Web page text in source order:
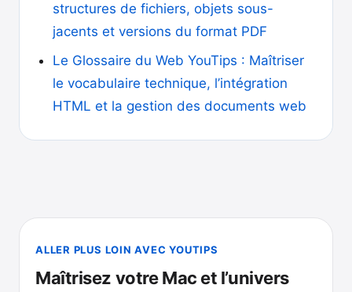
structures de fichiers, objets sous-
jacents et versions du format PDF
Le Glossaire du Web YouTips : Maîtriser
le vocabulaire technique, l’intégration
HTML et la gestion des documents web
ALLER PLUS LOIN AVEC YOUTIPS
Maîtrisez votre Mac et l’univers